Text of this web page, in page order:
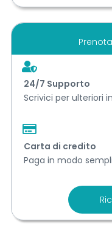
24/7 Support​o
Scrivici per ulteriori
Carta di credito
Paga in modo